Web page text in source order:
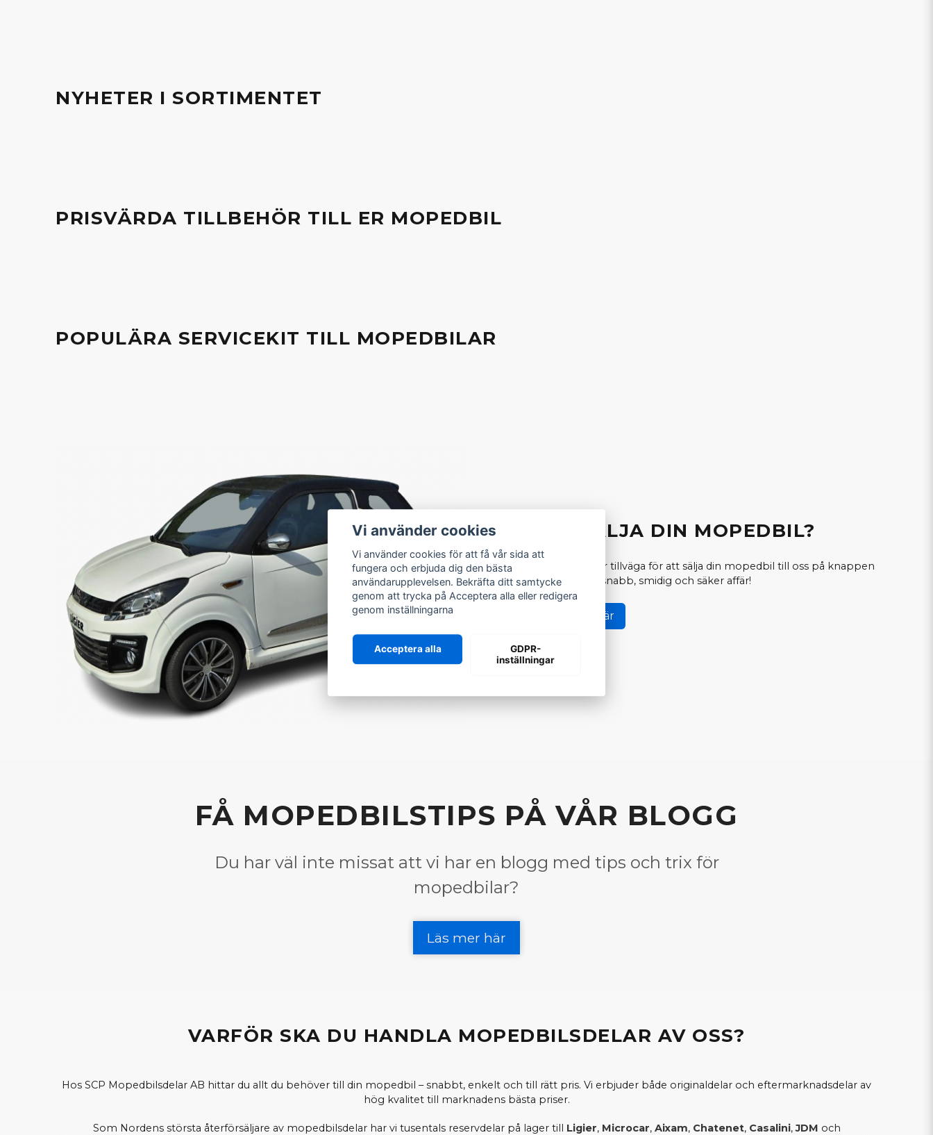
NYHETER I SORTIMENTET
PRISVÄRDA TILLBEHÖR TILL ER MOPEDBIL
POPULÄRA SERVICEKIT TILL MOPEDBILAR
VILL DU SÄLJA DIN MOPEDBIL?
Läs mer om hur du går tillväga för att sälja din mopedbil till oss på knappen
nedan. Vi erbjuder en snabb, smidig och säker affär!
Sälj mopedbilen här
FÅ MOPEDBILSTIPS PÅ VÅR BLOGG
Du har väl inte missat att vi har en blogg med tips och trix för
mopedbilar?
Läs mer här
VARFÖR SKA DU HANDLA MOPEDBILSDELAR AV OSS?
Hos SCP Mopedbilsdelar AB hittar du allt du behöver till din mopedbil – snabbt, enkelt och till rätt pris. Vi erbjuder både originaldelar och eftermarknadsdelar av
hög kvalitet till marknadens bästa priser.
Som Nordens största återförsäljare av mopedbilsdelar har vi tusentals reservdelar på lager till Ligier, Microcar, Aixam, Chatenet, Casalini,JDM och
Vi använder cookies
Vi använder cookies för att få vår sida att
fungera och erbjuda dig den bästa
användarupplevelsen. Bekräfta ditt samtycke
genom att trycka på Acceptera alla eller redigera
genom inställningarna
Acceptera alla
GDPR-
inställningar